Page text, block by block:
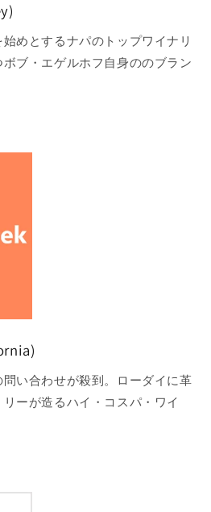
めとするナパのトップワイナリ
ブ・エゲルホフ自身ののブラン
い合わせが殺到。ローダイに革
ーが造るハイ・コスパ・ワイ